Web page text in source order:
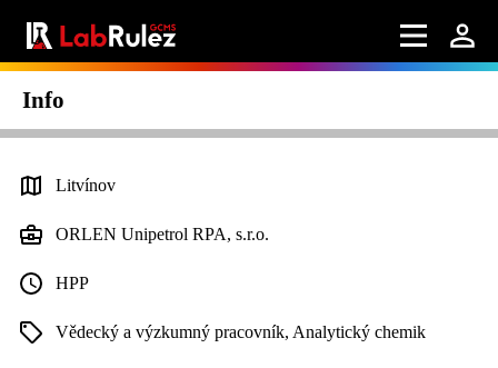
Info
Litvínov
ORLEN Unipetrol RPA, s.r.o.
HPP
Vědecký a výzkumný pracovník, Analytický chemik